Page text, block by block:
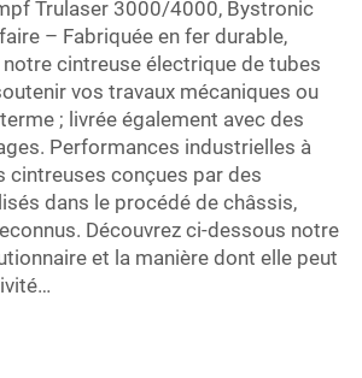
Trulaser 3000/4000, Bystronic
– Fabriquée en fer durable,
cintreuse électrique de tubes
vos travaux mécaniques ou
; livrée également avec des
Performances industrielles à
cintreuses conçues par des
dans le procédé de châssis,
Découvrez ci-dessous notre
et la manière dont elle peut